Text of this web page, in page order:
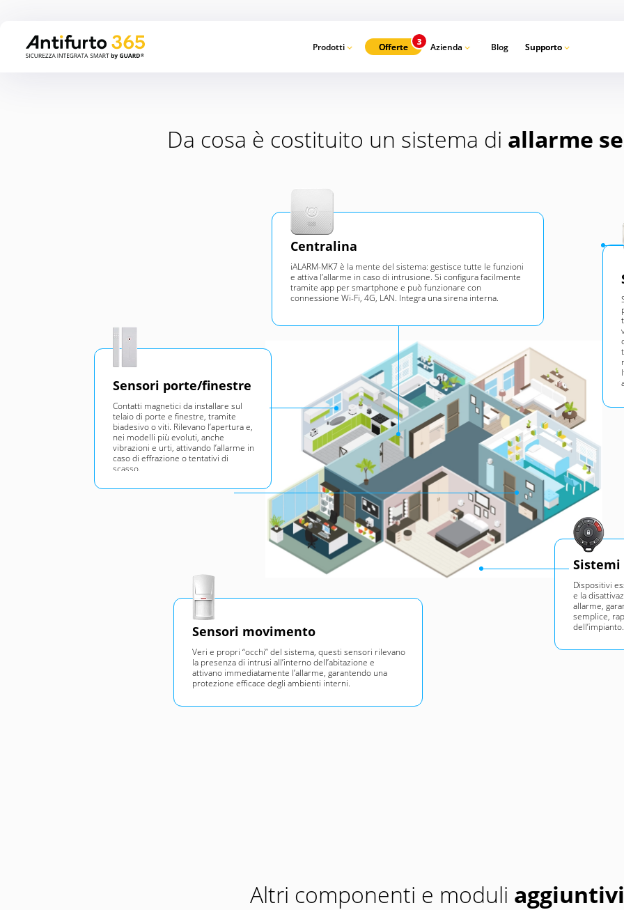
Prodotti Offerte Azienda Blog Supporto
Da cosa è costituito un sistema di allarme
Sensori porte/finestre
Contatti magnetici da installare sul
telaio di porte e finestre, tramite
biadesivo o viti. Rilevano l’apertura e,
nei modelli più evoluti, anche
vibrazioni e urti, attivando l’allarme in
caso di effrazione o tentativi di
scasso.
Centralina
iALARM-MK7 è la mente del sistema: gestisce tutte le funzioni
e attiva l’allarme in caso di intrusione. Si configura facilmente
tramite app per smartphone e può funzionare con
connessione Wi-Fi, 4G, LAN. Integra una sirena interna.
Sensori movimento
Veri e propri “occhi” del sistema, questi sensori rilevano
la presenza di intrusi all’interno dell’abitazione e
attivano immediatamente l’allarme, garantendo una
protezione efficace degli ambienti interni.
Sistemi
Dispositivi
e la
allarme,
semplice,
dell’impianto.
Altri componenti e moduli